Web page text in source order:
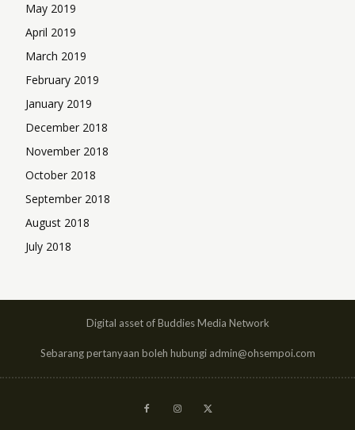
May 2019
April 2019
March 2019
February 2019
January 2019
December 2018
November 2018
October 2018
September 2018
August 2018
July 2018
Digital asset of Buddies Media Network
Sebarang pertanyaan boleh hubungi admin@ohsempoi.com